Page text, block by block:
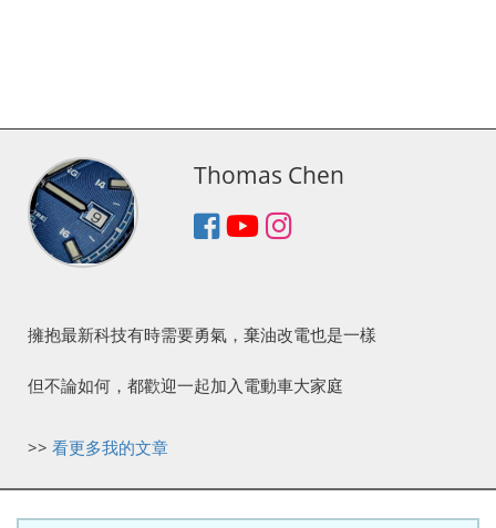
Thomas Chen
擁抱最新科技有時需要勇氣，棄油改電也是一樣
但不論如何，都歡迎一起加入電動車大家庭
>> 看更多我的文章